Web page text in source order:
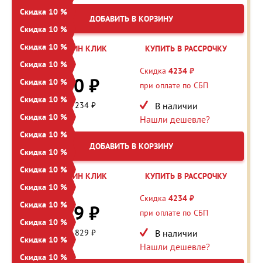
Скидка 10 %
Скидка 10 %
Скидка 10 %
Скидка 10 %
Скидка 10 %
Скидка 10 %
Скидка 10 %
Скидка 10 %
Скидка 10 %
Скидка 10 %
Скидка 10 %
Скидка 10 %
Скидка 10 %
Скидка 10 %
Скидка 10 %
ДОБАВИТЬ В КОРЗИНУ
КУПИТЬ В ОДИН КЛИК
КУПИТЬ В РАССРОЧКУ
42 344 ₽
38 110 ₽
Экономия: 4 234 ₽
Скидка 4234 ₽
при оплате по СБП
В наличии
Нашли дешевле?
ДОБАВИТЬ В КОРЗИНУ
КУПИТЬ В ОДИН КЛИК
КУПИТЬ В РАССРОЧКУ
43 459 ₽
Экономия: 4 829 ₽
Скидка 4234 ₽
при оплате по СБП
В наличии
Нашли дешевле?